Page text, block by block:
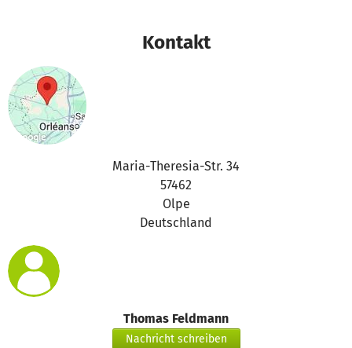
Kontakt
Maria-Theresia-Str. 34
57462
Olpe
Deutschland
Thomas Feldmann
Nachricht schreiben